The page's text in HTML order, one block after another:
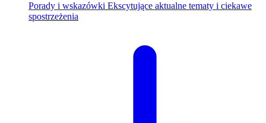
Porady i wskazówki Ekscytujące aktualne tematy i ciekawe
spostrzeżenia